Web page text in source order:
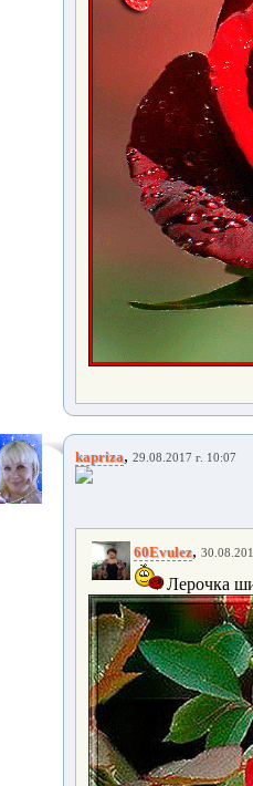
kapriza, 29.08.2017 г. 10:07
60Evulez,
Лерочка